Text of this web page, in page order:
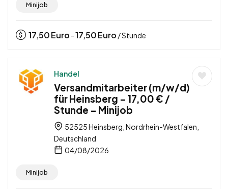
Minijob
17,50Euro -17,50Euro / Stunde
Handel
Versandmitarbeiter (m/w/d)
für Heinsberg – 17,00 € /
Stunde – Minijob
52525 Heinsberg, Nordrhein-Westfalen,
Deutschland
04/08/2026
Minijob